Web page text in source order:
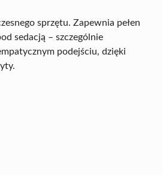
sprzętu. Zapewnia pełen
sedacją – szczególnie
podejściu, dzięki